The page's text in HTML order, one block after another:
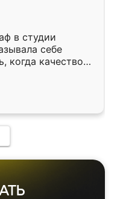
в студии
себе
когда качеством
кухня уже почти